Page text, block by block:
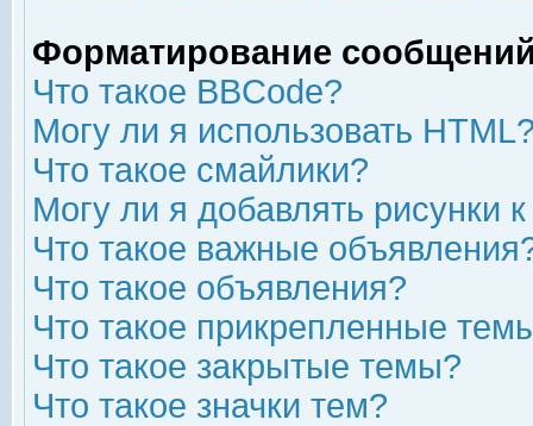
Форматирование
Что такое BBCode?
Могу ли я использовать
Что такое смайлики?
Могу ли я добавлять рисунки
Что такое важные
Что такое объявления?
Что такое прикрепленные
Что такое закрытые темы?
Что такое значки тем?